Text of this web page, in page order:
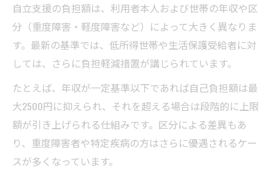
自立支援の負担額は、利用者本人および世帯の年収や区
分（重度障害・軽度障害など）によって大きく異なりま
す。最新の基準では、低所得世帯や生活保護受給者に対
しては、さらに負担軽減措置が講じられています。
たとえば、年収が一定基準以下であれば自己負担額は最
大2500円に抑えられ、それを超える場合は段階的に上限
額が引き上げられる仕組みです。区分による差異もあ
り、重度障害者や特定疾病の方はさらに優遇されるケー
スが多くなっています。